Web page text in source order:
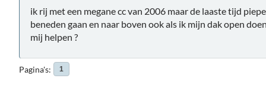
ik rij met een megane cc van 2006 maar de laaste tijd
beneden gaan en naar boven ook als ik mijn dak open
mij helpen ?
Pagina's 1